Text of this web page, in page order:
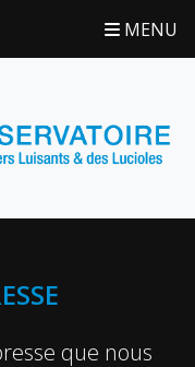
MENU
que nous